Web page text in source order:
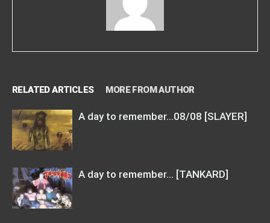
RELATED ARTICLES MORE FROM AUTHOR
A day to remember…08/08 [SLAYER]
A day to remember… [TANKARD]